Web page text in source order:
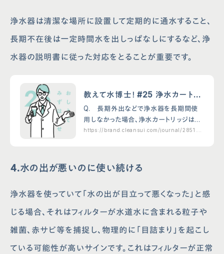
浄水器は清潔な場所に設置して定期的に通水すること、
長期不在後は一定時間水を出しっぱなしにするなど、浄
水器の説明書に従った対応をとることが重要です。
教えて水博士！ #25 浄水カートリ
ッジの保管方法は？
Q. 長期外出などで浄水器を長期間使
用しなかった場合、浄水カートリッジはそ
のまま使っても大丈夫？ A. 蛇口直結型
以上流してか…
https://brand.cleansui.com/journal/2851.ht
4.水の出が悪いのに使い続ける
浄水器を使っていて「水の出が目立って悪くなった」と感
じる場合、それはフィルターが水道水に含まれる粒子や
雑菌、赤サビ等を捕捉し、物理的に「目詰まり」を起こし
ている可能性が高いサインです。これはフィルターが正常